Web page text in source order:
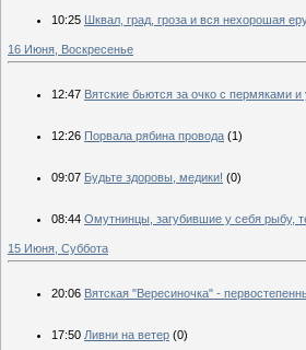
10:25 Шквал, град, гроза и вся нехорошая
16 Июня, Воскресенье
12:47 Вятские бьются за очко с пермяками
12:26 Порвала рябина провода (1)
09:07 Будьте здоровы, медики! (0)
08:44 Омутнинцы, загубившие у себя рыбу,
15 Июня, Суббота
20:06 Вятская "Вересиночка" -
17:50 Ливни на ветер (0)